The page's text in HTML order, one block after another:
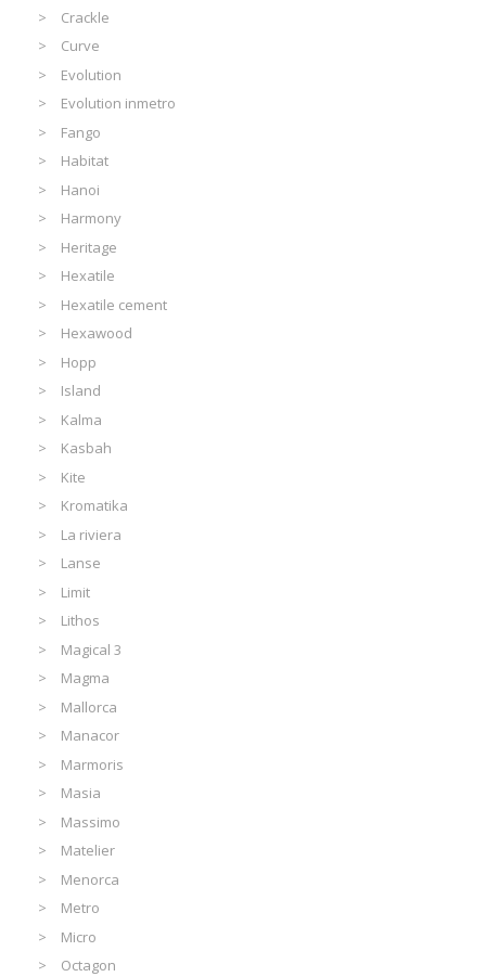
Crackle
Curve
Evolution
Evolution inmetro
Fango
Habitat
Hanoi
Harmony
Heritage
Hexatile
Hexatile cement
Hexawood
Hopp
Island
Kalma
Kasbah
Kite
Kromatika
La riviera
Lanse
Limit
Lithos
Magical 3
Magma
Mallorca
Manacor
Marmoris
Masia
Massimo
Matelier
Menorca
Metro
Micro
Octagon